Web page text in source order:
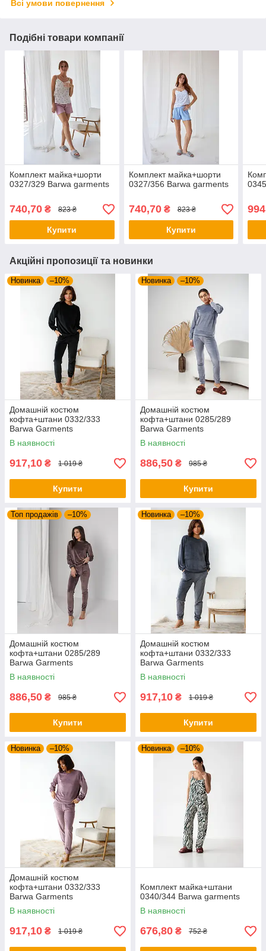
Всі умови повернення
Подібні товари компанії
Комплект майка+шорти
0327/329 Barwa garments
740,70 ₴ 823 ₴
Купити
Комплект майка+шорти
0327/356 Barwa garments
740,70₴ 823 ₴
Купити
Акційні пропозиції та новинки
Новинка –10%
Домашній костюм
кофта+штани 0332/333
Barwa Garments
В наявності
917,10 ₴ 1 019 ₴
Купити
Новинка –10%
Домашній костюм
кофта+штани 0285/289
Barwa Garments
В наявності
886,50 ₴ 985 ₴
Купити
Топ продажів –10%
Домашній костюм
кофта+штани 0285/289
Barwa Garments
В наявності
886,50 ₴ 985 ₴
Купити
Новинка –10%
Домашній костюм
кофта+штани 0332/333
Barwa Garments
В наявності
917,10 ₴ 1 019 ₴
Купити
Новинка –10%
Домашній костюм
кофта+штани 0332/333
Barwa Garments
В наявності
917,10 ₴ 1 019 ₴
Новинка –10%
Комплект майка+штани
0340/344 Barwa garments
В наявності
676,80 ₴ 752 ₴